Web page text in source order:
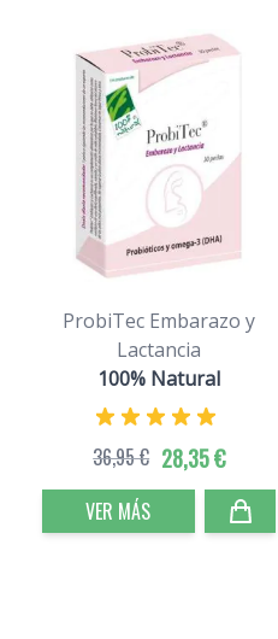
ProbiTec Embarazo y
Lactancia
100% Natural
28,35 €
36,95 €
VER MÁS